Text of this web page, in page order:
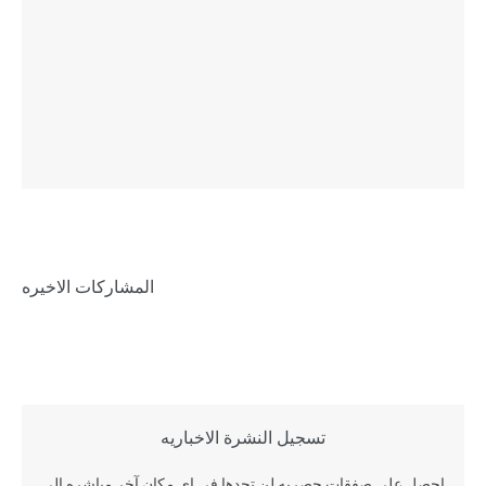
المشاركات الاخيره
تسجيل النشرة الاخباريه